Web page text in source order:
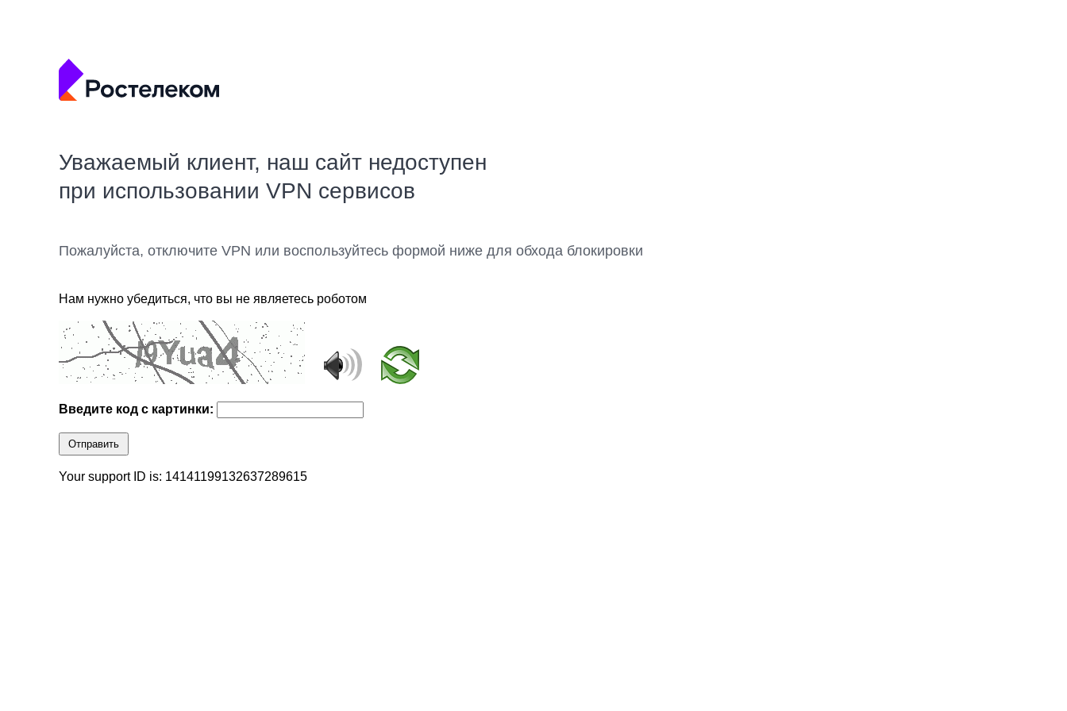
Уважаемый клиент, наш сайт недоступен
при использовании VPN сервисов
Пожалуйста, отключите VPN или воспользуйтесь формой ниже для обхода блокировки
Нам нужно убедиться, что вы не являетесь роботом
Введите код с картинки:
Отправить
Your support ID is: 14141199132637289615